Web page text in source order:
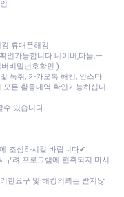
휴대폰해킹
인가능합니다.네이버,다음,구
비밀번호확인 )
녹취, 카카오톡 해킹, 인스타
든 활동내역 확인가능하십니
수 있습니다.
조심하시길 바랍니다✔
려 프로그램에 현혹되지 마시
한요구 및 해킹의뢰는 받지않